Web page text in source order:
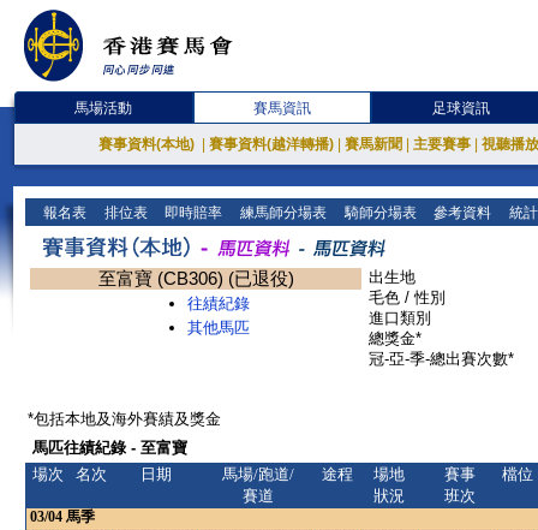
馬場活動 賽馬資訊 足球資訊
賽事資料(本地) 賽事資料(越洋轉播) 賽馬新聞 主要賽事 視聽播
報名表 排位表 即時賠率 練馬師分場表 騎師分場表 參考資料 統
至富寶 (CB306) (已退役)
往績紀錄
其他馬匹
出生地
毛色 / 性別
進口類別
總獎金*
冠-亞-季-總出賽次數*
*包括本地及海外賽績及獎金
馬匹往績紀錄 - 至富寶
場次
名次 日期
馬場/跑道/
賽道
途程
場地
狀況
賽事
班次
檔位
03/04 馬季